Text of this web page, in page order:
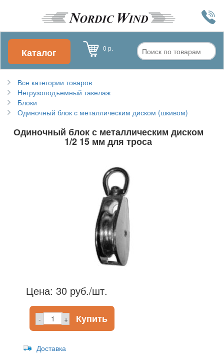
Каталог 0 р.
Все категории товаров
Негрузоподъемный такелаж
Блоки
Одиночный блок с металлическим диском (шкивом)
Одиночный блок с металлическим диском
1/2 15 мм для троса
Цена: 30 руб./шт.
- +
Доставка